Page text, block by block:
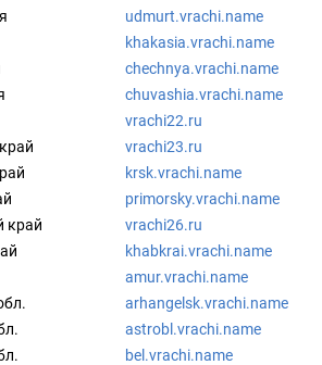
udmurt.vrachi.name
khakasia.vrachi.name
chechnya.vrachi.name
chuvashia.vrachi.name
vrachi22.ru
vrachi23.ru
krsk.vrachi.name
primorsky.vrachi.name
край
vrachi26.ru
khabkrai.vrachi.name
amur.vrachi.name
arhangelsk.vrachi.name
astrobl.vrachi.name
bel.vrachi.name